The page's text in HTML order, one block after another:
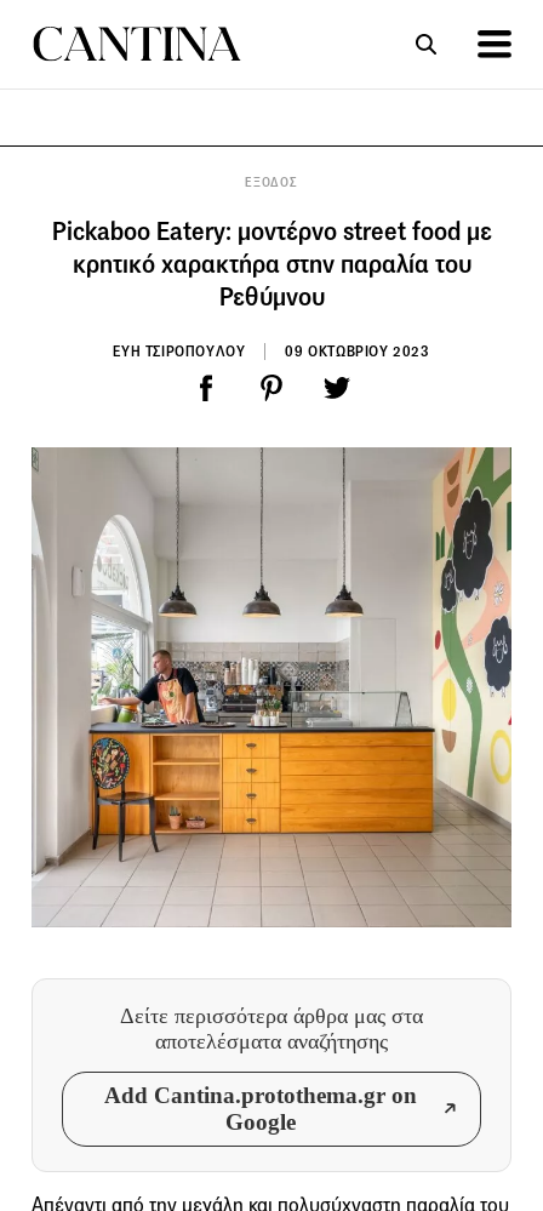
ΕΞΟΔΟΣ
Pickaboo Eatery: μοντέρνο street food με
κρητικό χαρακτήρα στην παραλία του
Ρεθύμνου
ΕΥΗ ΤΣΙΡΟΠΟΥΛΟΥ 09 ΟΚΤΩΒΡΙΟΥ 2023
Δείτε περισσότερα άρθρα μας στα
αποτελέσματα αναζήτησης
Add Cantina.protothema.gr on
Google
Απέναντι από την μεγάλη και πολυσύχναστη παραλία του